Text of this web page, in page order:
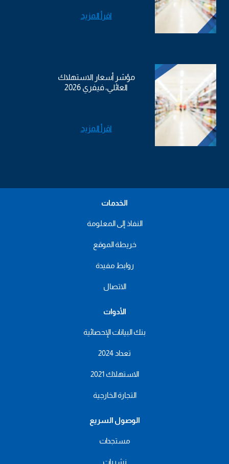
اقرأ المزيد
مؤشر أسعار الاستهلاك
العائلي، فيفري 2026
اقرأ المزيد
الخدمات
النفاذ إلى المعلومة
خريطة الموقع
روابط مفيدة
الاتصال
الأدوات
بنك البيانات الإحصائية
تعداد 2024
الاستهلاك 2021
التجارة الخارجية
الوصول السريع
مستجدات
نشريات